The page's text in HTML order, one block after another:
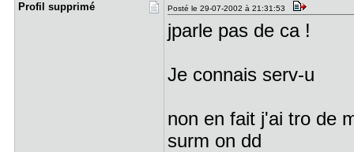
Profil sup​primé Posté le 29-07-2002 à 21:31:53
jparle pas de ca !
Je connais serv-u
non en fait j'ai tro de
surm on dd